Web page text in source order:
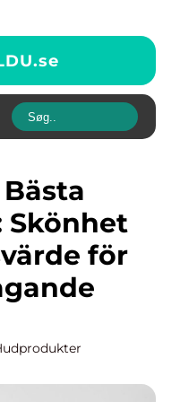
se
Skönhet
för